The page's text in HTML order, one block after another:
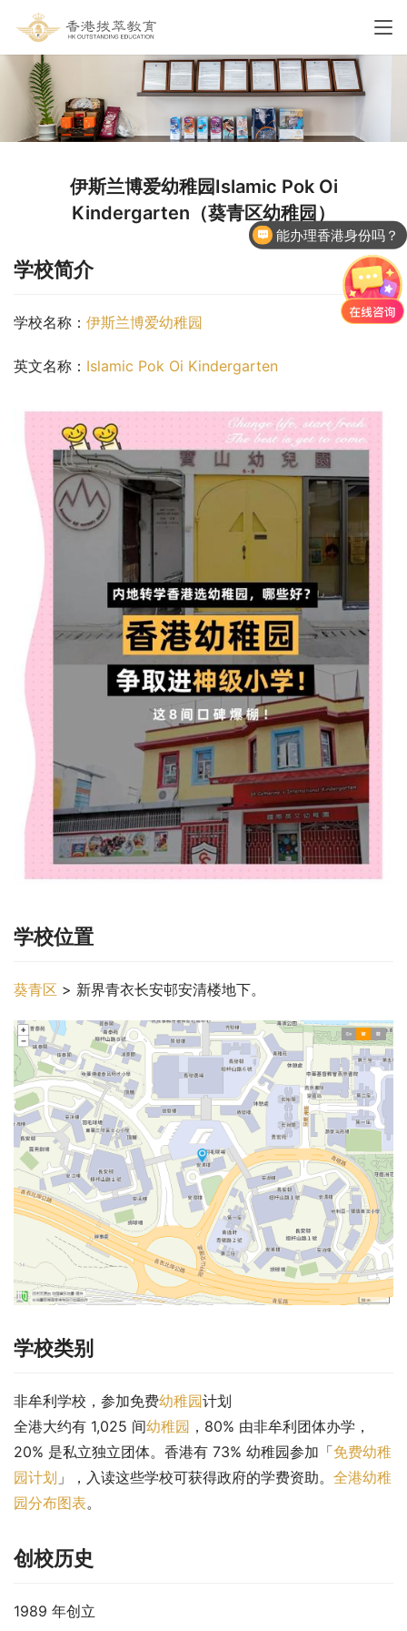
伊斯兰博爱幼稚园Islamic Pok Oi
Kindergarten（葵青区幼稚园）
学校简介
学校名称： 伊斯兰博爱幼稚园
英文名称： Islamic Pok Oi Kindergarten
学校位置
葵青区 > 新界青衣长安邨安清楼地下。
学校类别
非牟利学校，参加免费幼稚园计划
全港大约有 1,025 间幼稚园 ，80% 由非牟利团体办学，
20% 是私立独立团体。香港有 73% 幼稚园参加「免费幼稚
园计划 」，入读这些学校可获得政府的学费资助。 全港幼稚
园分布图表。
创校历史
1989 年创立
能办理香港身份吗？